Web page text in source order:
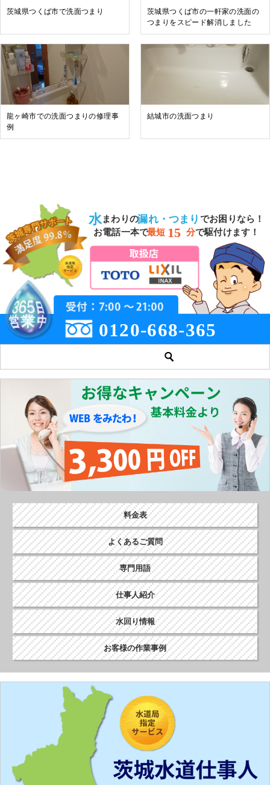
茨城県つくば市で洗面つまり
茨城県つくば市の一軒家の洗面の
つまりをスピード解消しました
龍ヶ崎市での洗面つまりの修理事
例
結城市の洗面つまり
0120-668-365
水まわりの漏れ・つまり でお困りなら！
お電話一本で最短 分で駆付けます！
15
料金表
よくあるご質問
専門用語
仕事人紹介
水回り情報
お客様の作業事例